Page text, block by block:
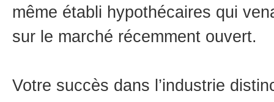
même établi hypothécaires qui
sur le marché récemment ouvert.
Votre succès dans l’industrie